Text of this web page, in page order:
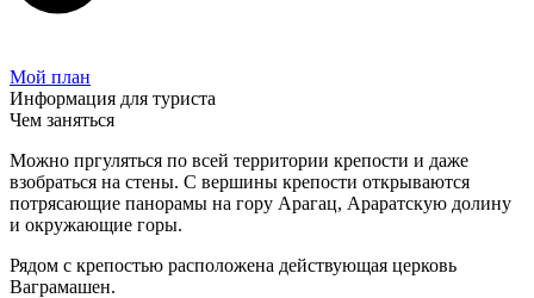
Мой план
Информация для туриста
Чем заняться
Можно пргуляться по всей территории крепости и даже
взобраться на стены. С вершины крепости открываются
потрясающие панорамы на гору Арагац, Араратскую долину
и окружающие горы.
Рядом с крепостью расположена действующая церковь
Ваграмашен.